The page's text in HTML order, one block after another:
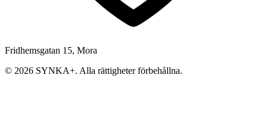
Fridhemsgatan 15, Mora
© 2026 SYNKA+. Alla rättigheter förbehållna.